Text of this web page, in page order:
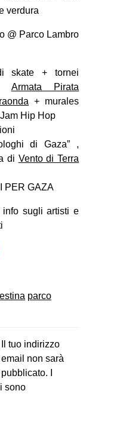
verdura
@ Parco Lambro
skate + tornei
Armata Pirata
+ murales
Hip Hop
di Gaza” ,
di Vento di Terra
PER GAZA
sugli artisti e
parco
Il tuo indirizzo
email non sarà
pubblicato.
sono